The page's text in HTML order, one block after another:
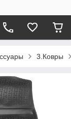
3.Ковры